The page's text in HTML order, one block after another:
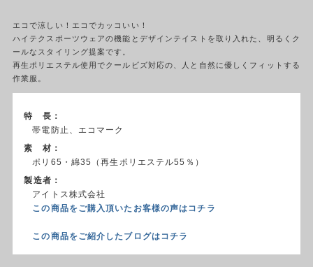
エコで涼しい！エコでカッコいい！
ハイテクスポーツウェアの機能とデザインテイストを取り入れた、明るくク
ールなスタイリング提案です。
再生ポリエステル使用でクールビズ対応の、人と自然に優しくフィットする
作業服。
特 長：
帯電防止、エコマーク
素 材：
ポリ65・綿35（再生ポリエステル55％）
製造者：
アイトス株式会社
この商品をご購入頂いたお客様の声はコチラ
この商品をご紹介したブログはコチラ